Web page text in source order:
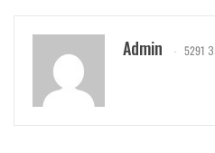
Admin 5291